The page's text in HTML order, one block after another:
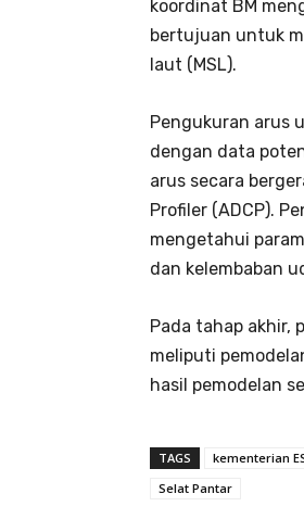
koordinat BM
bertujuan untuk
laut (MSL).
Pengukuran arus
dengan data
arus secara
Profiler (ADCP).
mengetahui
dan kelembaban
Pada tahap akhir,
meliputi
hasil pemodelan
TAGS kementerian
Selat Pantar